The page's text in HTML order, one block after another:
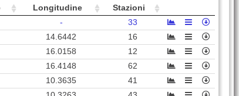
90 Villa San Giovanni (
Mistretta ( ME)
172479 Reggio di Calabria ( RC)
85 71937 Gela (CL)
8148 Villafranca Tirrena ( ME)
Longitudine
Stazioni
-
33
14.6442
16
16.0158
12
16.4148
62
10.3635
41